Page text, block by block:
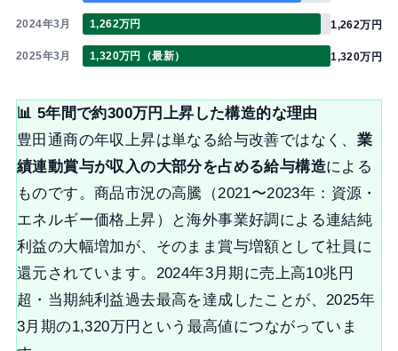
2024年3月 1,262万円 1,262万円
2025年3月 1,320万円（最新） 1,320万円
📊 5年間で約300万円上昇した構造的な理由
豊田通商の年収上昇は単なる給与改善ではなく、 業
績連動賞与が収入の大部分を占める給与構造による
ものです。商品市況の高騰（2021〜2023年：資源・
エネルギー価格上昇）と海外事業好調による連結純
利益の大幅増加が、そのまま賞与増額として社員に
還元されています。2024年3月期に売上高10兆円
超・当期純利益過去最高を達成したことが、2025年
3月期の1,320万円という最高値につながっていま